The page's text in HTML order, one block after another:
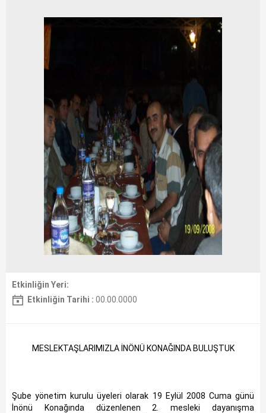
Etkinliğin Yeri:
Etkinliğin Tarihi : 00.00.0000
MESLEKTAŞLARIMIZLA İNÖNÜ KONAĞINDA BULUŞTUK
Şube yönetim kurulu üyeleri olarak 19 Eylül 2008 Cuma günü
İnönü Konağında düzenlenen 2. mesleki dayanışma